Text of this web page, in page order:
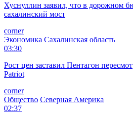
Хуснуллин заявил, что в дорожном
сахалинский мост
corner
Экономика Сахалинская область
03:30
Рост цен заставил Пентагон
Patriot
corner
Общество Северная Америка
02:37